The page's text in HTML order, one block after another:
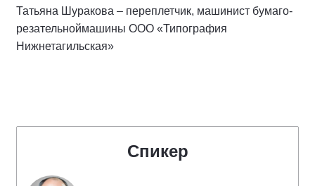
Татьяна Шуракова – переплетчик, машинист бумаго-
резательноймашины ООО «Типография
Нижнетагильская»
Спикер